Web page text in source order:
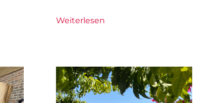
Weiterlesen